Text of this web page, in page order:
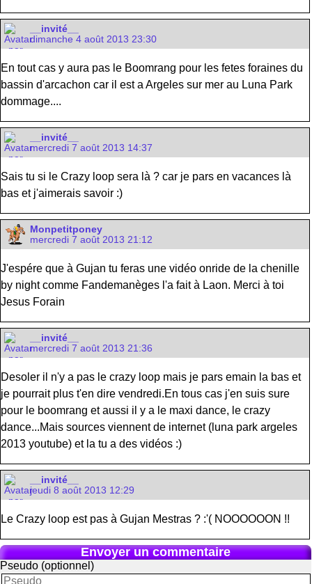
__invité__
dimanche 4 août 2013 23:30
En tout cas y aura pas le Boomrang pour les fetes foraines du
bassin d'arcachon car il est a Argeles sur mer au Luna Park
dommage....
__invité__
mercredi 7 août 2013 14:37
Sais tu si le Crazy loop sera là ? car je pars en vacances là
bas et j'aimerais savoir :)
Monpetitponey
mercredi 7 août 2013 21:12
J'espére que à Gujan tu feras une vidéo onride de la chenille
by night comme Fandemanèges l'a fait à Laon. Merci à toi
Jesus Forain
__invité__
mercredi 7 août 2013 21:36
Desoler il n'y a pas le crazy loop mais je pars emain la bas et
je pourrait plus t'en dire vendredi.En tous cas j'en suis sure
pour le boomrang et aussi il y a le maxi dance, le crazy
dance...Mais sources viennent de internet (luna park argeles
2013 youtube) et la tu a des vidéos :)
__invité__
jeudi 8 août 2013 12:29
Le Crazy loop est pas à Gujan Mestras ? :'( NOOOOOON !!
Envoyer un commentaire
Pseudo (optionnel)